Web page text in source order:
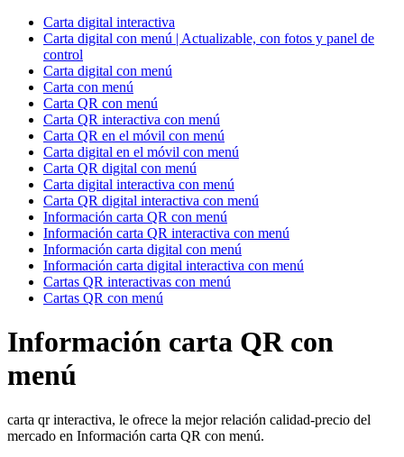
Carta digital interactiva
Carta digital con menú | Actualizable, con fotos y panel de
control
Carta digital con menú
Carta con menú
Carta QR con menú
Carta QR interactiva con menú
Carta QR en el móvil con menú
Carta digital en el móvil con menú
Carta QR digital con menú
Carta digital interactiva con menú
Carta QR digital interactiva con menú
Información carta QR con menú
Información carta QR interactiva con menú
Información carta digital con menú
Información carta digital interactiva con menú
Cartas QR interactivas con menú
Cartas QR con menú
Información carta QR con
menú
carta qr interactiva, le ofrece la mejor relación calidad-precio del
mercado en Información carta QR con menú.